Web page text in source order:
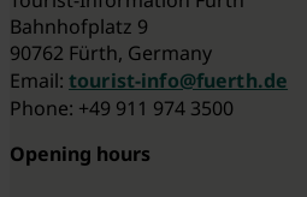
Bahnhofplatz 9
90762 Fürth, Germany
Email: tourist-info@fuerth.de
Phone: +49 911 974 3500
Opening hours